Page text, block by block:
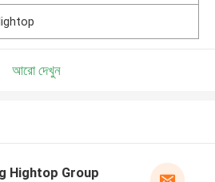
আরো দেখুন
Hightop Group